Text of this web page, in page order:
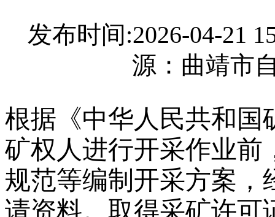
发布时间:2026-04-
源：曲靖市
根据《中华人民共和国
矿权人进行开采作业前
规范等编制开采方案，
请资料。取得采矿许可